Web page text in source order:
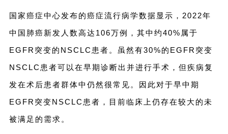
照、双
研究，由
吉林省肿
瘤医院程
国家癌症中心发布的癌症流行病学数据显示，2022年
中国肺癌新发人数高达106万例，其中约40%属于
EGFR突变的NSCLC患者。虽然有30%的EGFR突变
NSCLC患者可以在早期诊断出并进行手术，但疾病复
发在术后患者群体中仍然很常见。因此对于早中期
EGFR突变NSCLC患者，目前临床上仍存在较大的未
被满足的需求。